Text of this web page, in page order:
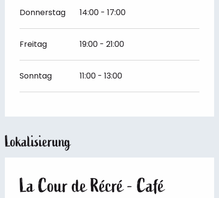
Donnerstag 14:00 - 17:00
Freitag 19:00 - 21:00
Sonntag 11:00 - 13:00
Lokalisierung
La Cour de Récré - Café